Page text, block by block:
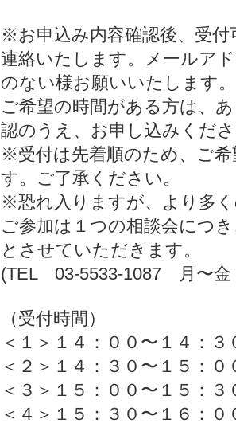
※お申込み内容確認後、受
連絡いたします。メールア
のない様お願いいたします。
ご希望の時間がある方は、
認のうえ、お申し込みくだ
※受付は先着順のため、ご
す。ご了承ください。
※恐れ入りますが、より多
ご参加は１つの相談会につ
とさせていただきます。
(TEL 03-5533-1087 月〜
（受付時間）
＜１＞１４：００〜１４：
＜２＞１４：３０〜１５：０
＜３＞１５：００〜１５：３
＜４＞１５：３０〜１６：０